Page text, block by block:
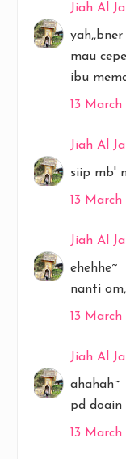
Jiah Al
mau
ibu
13 March
Jiah Al
siip mb'
13 March
Jiah Al
ehehhe~
nanti
13 March
Jiah Al
ahahah~
pd doain
13 March